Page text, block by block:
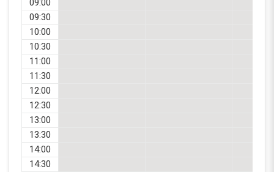
09:00
09:30
10:00
10:30
11:00
11:30
12:00
12:30
13:00
13:30
14:00
14:30